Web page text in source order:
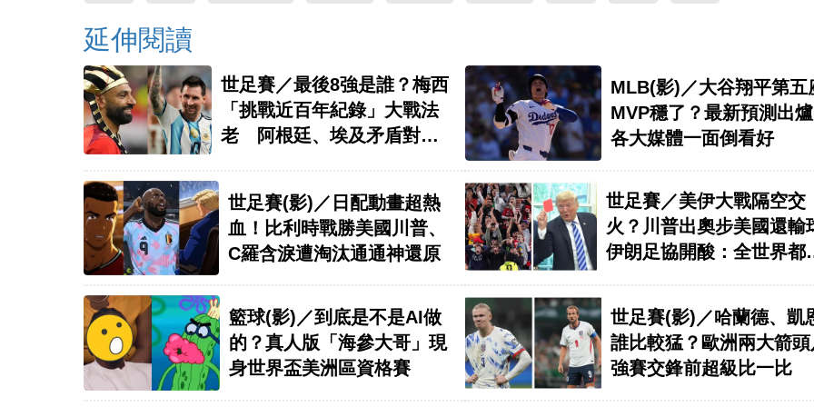
延伸閱讀
世足賽／最後8強是誰？梅西
「挑戰近百年紀錄」大戰法
老 阿根廷、埃及矛盾對決
MLB(影)／大谷翔平第五
MVP穩了？最新預測出
各大媒體一面倒看好
世足賽(影)／日配動畫超熱
血！比利時戰勝美國川普、
C羅含淚遭淘汰通通神還原
世足賽／美伊大戰隔空交
火？川普出奧步美國還輸
伊朗足協開酸：全世界都
籃球(影)／到底是不是AI做
的？真人版「海參大哥」現
身世界盃美洲區資格賽
世足賽(影)／哈蘭德、凱
誰比較猛？歐洲兩大箭頭
強賽交鋒前超級比一比